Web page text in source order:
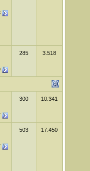
285 3.518
300 10.341
503 17.450